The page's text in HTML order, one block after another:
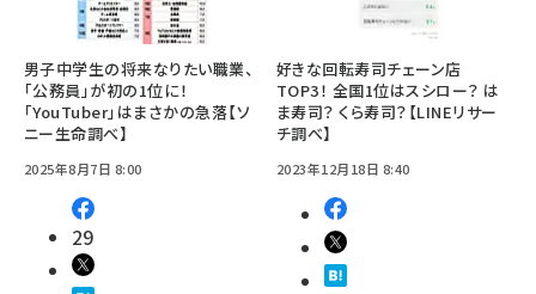
男子中学生の将来なりたい職業、
「公務員」が初の1位に！
「YouTuber」はまさかの急落【ソ
ニー生命調べ】
2025年8月7日 8:00
29
好きな回転寿司チェーン店
TOP3！ 全国1位はスシロー？ は
ま寿司？ くら寿司？【LINEリサー
チ調べ】
2023年12月18日 8:40